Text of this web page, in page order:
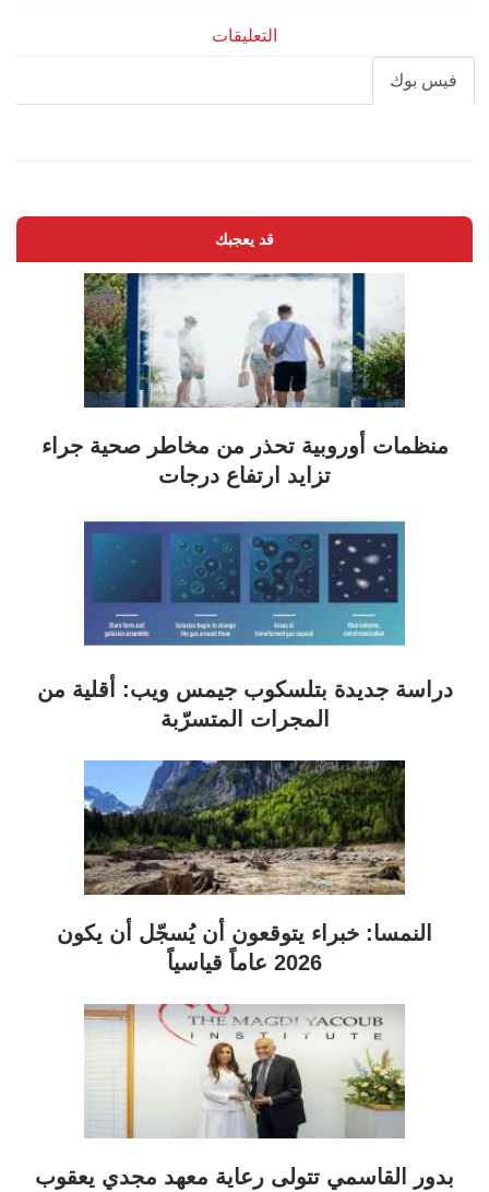
التعليقات
فيس بوك
قد يعجبك
منظمات أوروبية تحذر من مخاطر صحية جراء
تزايد ارتفاع درجات
دراسة جديدة بتلسكوب جيمس ويب: أقلية من
المجرات المتسرّبة
النمسا: خبراء يتوقعون أن يُسجّل أن يكون
2026 عاماً قياسياً
بدور القاسمي تتولى رعاية معهد مجدي يعقوب